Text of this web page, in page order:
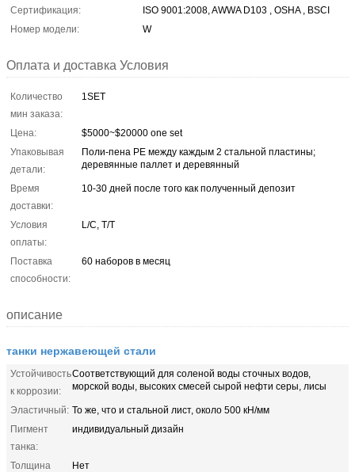
Сертификация:
ISO 9001:2008, AWWA D103 , OSHA , BSCI
Номер модели:
W
Оплата и доставка Условия
Количество
мин заказа:
1SET
Цена:
$5000~$20000 one set
Упаковывая
детали:
Поли-пена PE между каждым 2 стальной пластины;
деревянные паллет и деревянный
Время
доставки:
10-30 дней после того как полученный депозит
Условия
оплаты:
L/C, T/T
Поставка
способности:
60 наборов в месяц
описание
танки нержавеющей стали
Устойчивость
к коррозии:
Соответствующий для соленой воды сточных водов,
морской воды, высоких смесей сырой нефти серы, лисы
Эластичный: То же, что и стальной лист, около 500 кН/мм
Пигмент
танка:
индивидуальный дизайн
Толщина
Нет